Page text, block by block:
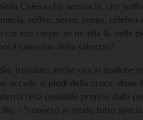
Chiesa che annuncia, che
soffre, serve, prega, celebra
col suo corpo, se ne stia là, nella
il cammino della salvezza?
troviamo anche ora in qualche
accade ai piedi della croce, dove
resa possibile proprio dalla
– “cooperò in modo tutto